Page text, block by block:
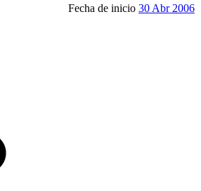
Fecha de inicio 30 Abr 2006